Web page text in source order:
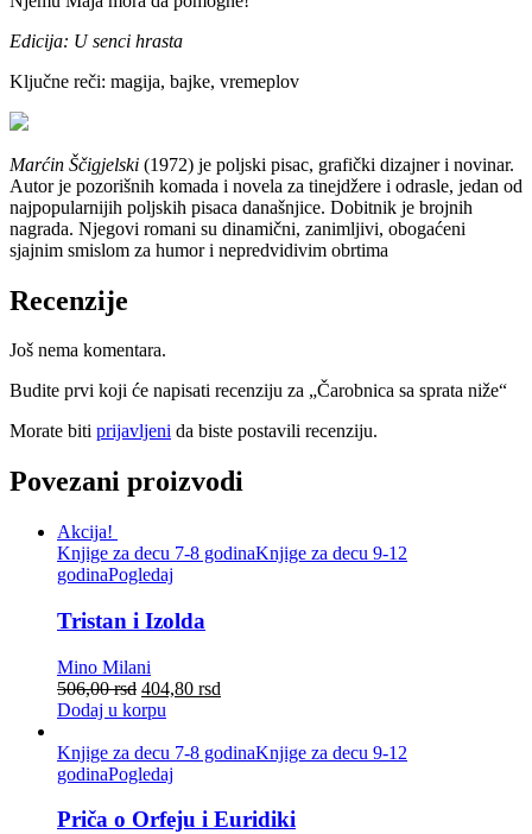
Edicija: U senci hrasta
Ključne reči: magija, bajke, vremeplov
Marćin Ščigjelski (1972) je poljski pisac, grafički dizajner i novinar.
Autor je pozorišnih komada i novela za tinejdžere i odrasle, jedan od
najpopularnijih poljskih pisaca današnjice. Dobitnik je brojnih
nagrada. Njegovi romani su dinamični, zanimljivi, obogaćeni
sjajnim smislom za humor i nepredvidivim obrtima
Recenzije
Još nema komentara.
Budite prvi koji će napisati recenziju za „Čarobnica sa sprata niže“
Morate biti prijavljeni da biste postavili recenziju.
Povezani proizvodi
Akcija!
Knjige za decu 7-8 godinaKnjige za decu 9-12
godinaPogledaj
Tristan i Izolda
Mino Milani
506,00rsd 404,80 rsd
Dodaj u korpu
Knjige za decu 7-8 godinaKnjige za decu 9-12
godinaPogledaj
Priča o Orfeju i Euridiki